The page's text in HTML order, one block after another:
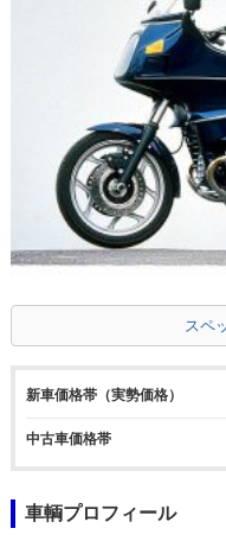
スペ
新車価格帯（実勢価格）
中古車価格帯
車輌プロフィール